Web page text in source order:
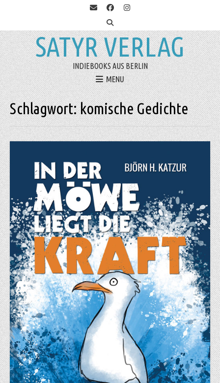
SATYR VERLAG
INDIEBOOKS AUS BERLIN
MENU
Schlagwort:komische Gedichte